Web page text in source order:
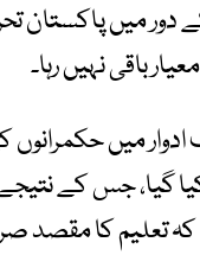
میں پاکستان
باقی نہیں رہا۔
میں
گیا، جس کے
کہ تعلیم کا